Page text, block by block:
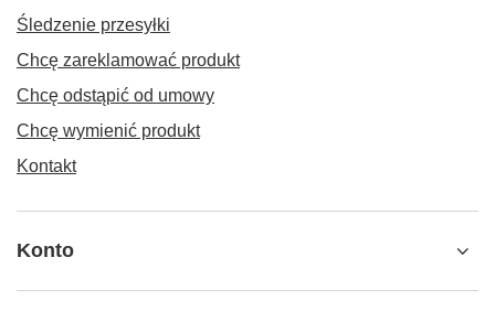
Śledzenie przesyłki
Chcę zareklamować produkt
Chcę odstąpić od umowy
Chcę wymienić produkt
Kontakt
Konto